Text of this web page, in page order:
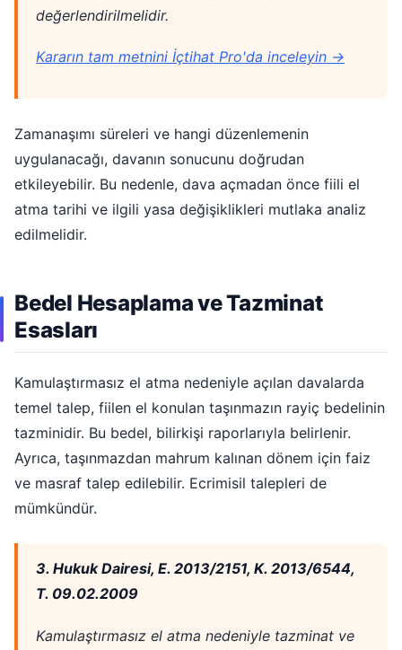
değerlendirilmelidir.
Kararın tam metnini İçtihat Pro'da inceleyin →
Zamanaşımı süreleri ve hangi düzenlemenin
uygulanacağı, davanın sonucunu doğrudan
etkileyebilir. Bu nedenle, dava açmadan önce fiili el
atma tarihi ve ilgili yasa değişiklikleri mutlaka analiz
edilmelidir.
Bedel Hesaplama ve Tazminat
Esasları
Kamulaştırmasız el atma nedeniyle açılan davalarda
temel talep, fiilen el konulan taşınmazın rayiç bedelinin
tazminidir. Bu bedel, bilirkişi raporlarıyla belirlenir.
Ayrıca, taşınmazdan mahrum kalınan dönem için faiz
ve masraf talep edilebilir. Ecrimisil talepleri de
mümkündür.
3. Hukuk Dairesi, E. 2013/2151, K. 2013/6544,
T. 09.02.2009
Kamulaştırmasız el atma nedeniyle tazminat ve